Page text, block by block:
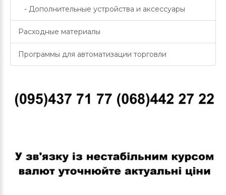
- Дополнительные устройства и аксессуары
Расходные материалы
Программы для автоматизации торговли